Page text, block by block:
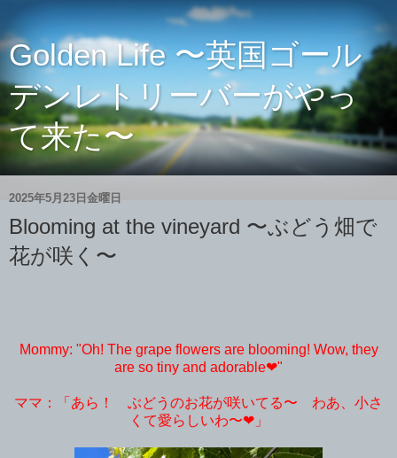
Golden Life 〜英国ゴール
デンレトリーバーがやっ
て来た〜
2025年5月23日金曜日
Blooming at the vineyard 〜ぶどう畑で
花が咲く〜
Mommy: "Oh! The grape flowers are blooming! Wow, they
are so tiny and adorable❤︎"
ママ：「あら！ ぶどうのお花が咲いてる〜 わあ、小さ
くて愛らしいわ〜❤︎」